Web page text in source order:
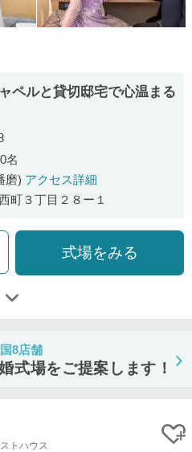
ペルと貸切邸宅で心温まる
ミ評価
名
磨) アクセス詳細
町３丁目２８ー１
式場をみる
8店舗
式場をご提案します！
トハウス